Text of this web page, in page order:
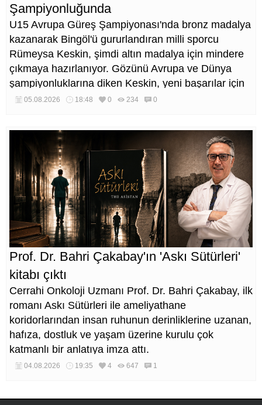
Şampiyonluğunda
U15 Avrupa Güreş Şampiyonası'nda bronz madalya
kazanarak Bingöl'ü gururlandıran milli sporcu
Rümeysa Keskin, şimdi altın madalya için mindere
çıkmaya hazırlanıyor. Gözünü Avrupa ve Dünya
şampiyonluklarına diken Keskin, yeni başarılar için
çalışmalarını sürdürüyor.
05.08.2026 18:48 0 234 0
Prof. Dr. Bahri Çakabay'ın 'Askı Sütürleri'
kitabı çıktı
Cerrahi Onkoloji Uzmanı Prof. Dr. Bahri Çakabay, ilk
romanı Askı Sütürleri ile ameliyathane
koridorlarından insan ruhunun derinliklerine uzanan,
hafıza, dostluk ve yaşam üzerine kurulu çok
katmanlı bir anlatıya imza attı.
04.08.2026 19:35 4 647 1